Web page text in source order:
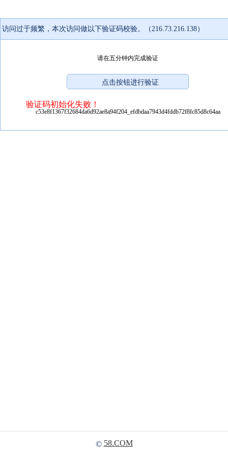
访问过于频繁，本次访问做以下验证码校验。（216.73.216.138）
请在五分钟内完成验证
验证码初始化失败！
c53e8f1367f32684da6d92ae8a94f204_efdbdaa7943d4fddb72f8fc85d8c64aa
© 58.COM